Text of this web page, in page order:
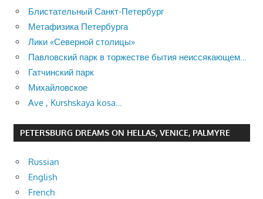
Блистательный Санкт-Петербург
Метафизика Петербурга
Лики «Северной столицы»
Павловский парк в торжестве бытия неиссякающем…
Гатчинский парк
Михайловское
Ave , Kurshskaya kosa…
PETERSBURG DREAMS ON HELLAS, VENICE, PALMYRE
Russian
English
French